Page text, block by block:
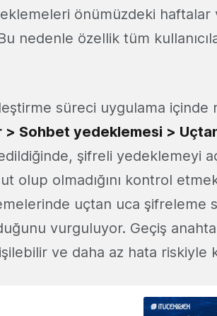
önümüzdeki haftalar
nedenle özellik tüm
süreci uygulama
Sohbet yedeklemesi >
şifreli yedeklemeyi
olup olmadığını kontrol
uçtan uca şifreleme
vurguluyor. Geçiş
ve daha az hata riskiyle